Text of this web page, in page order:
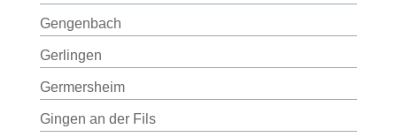
Gengenbach
Gerlingen
Germersheim
Gingen an der Fils